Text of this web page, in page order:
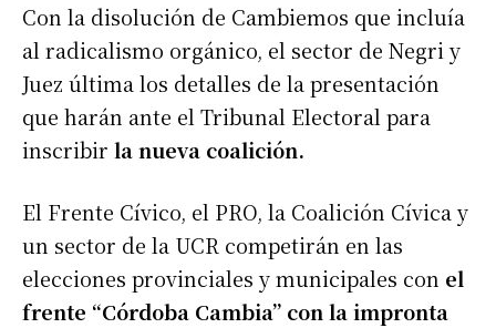
Con la disolución de Cambiemos que incluía
al radicalismo orgánico, el sector de Negri y
Juez última los detalles de la presentación
que harán ante el Tribunal Electoral para
inscribir la nueva coalición.
El Frente Cívico, el PRO, la Coalición Cívica y
un sector de la UCR competirán en las
elecciones provinciales y municipales con el
frente “Córdoba Cambia” con la impronta